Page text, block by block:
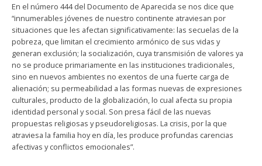
En el número 444 del Documento de Aparecida se nos dice que
“innumerables jóvenes de nuestro continente atraviesan por
situaciones que les afectan significativamente: las secuelas de la
pobreza, que limitan el crecimiento armónico de sus vidas y
generan exclusión; la socialización, cuya transmisión de valores ya
no se produce primariamente en las instituciones tradicionales,
sino en nuevos ambientes no exentos de una fuerte carga de
alienación; su permeabilidad a las formas nuevas de expresiones
culturales, producto de la globalización, lo cual afecta su propia
identidad personal y social. Son presa fácil de las nuevas
propuestas religiosas y pseudoreligiosas. La crisis, por la que
atraviesa la familia hoy en día, les produce profundas carencias
afectivas y conflictos emocionales”.